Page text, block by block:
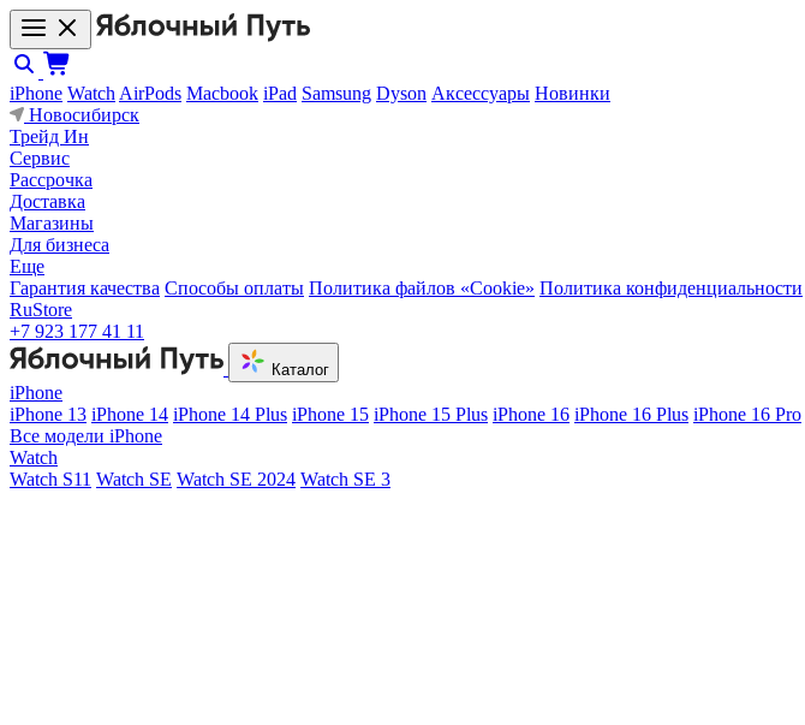
iPhone Watch AirPods Macbook iPad Samsung Dyson Аксессуары Новинки
Новосибирск
Трейд Ин
Сервис
Рассрочка
Доставка
Магазины
Для бизнеса
Еще
Гарантия качества Способы оплаты Политика файлов «Cookie» Политика конфиденциальности
RuStore
+7 923 177 41 11
Каталог
iPhone
iPhone 13 iPhone 14 iPhone 14 Plus iPhone 15 iPhone 15 Plus iPhone 16 iPhone 16 Plus iPhone 16 Pro
Все модели iPhone
Watch
Watch S11 Watch SE Watch SE 2024 Watch SE 3